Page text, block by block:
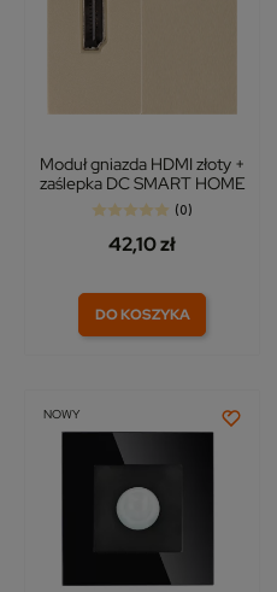
Moduł gniazda HDMI złoty +
zaślepka DC SMART HOME
(0)
42,10 zł
DO KOSZYKA
NOWY